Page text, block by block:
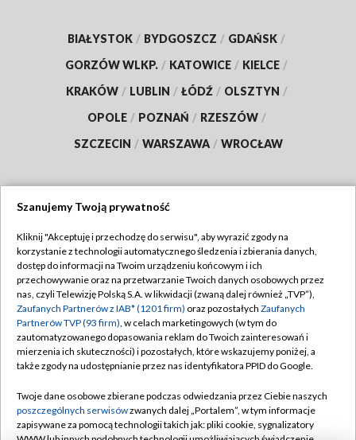
BIAŁYSTOK / BYDGOSZCZ / GDAŃSK /
GORZÓW WLKP. / KATOWICE / KIELCE /
KRAKÓW / LUBLIN / ŁÓDŹ / OLSZTYN /
OPOLE / POZNAŃ / RZESZÓW /
SZCZECIN / WARSZAWA / WROCŁAW
TVP
Abonament TVP
Emisja w TVP
Centrum informacji TVP
Naziemna Telewizja Cyfrowa
Rada Programowa
System NOS
Regulamin TVP
Polityka prywatności
Moje zgody
Pomoc
Kontakt
Szanujemy Twoją prywatność
Kliknij "Akceptuję i przechodzę do serwisu", aby wyrazić zgody na
korzystanie z technologii automatycznego śledzenia i zbierania danych,
dostęp do informacji na Twoim urządzeniu końcowym i ich
przechowywanie oraz na przetwarzanie Twoich danych osobowych przez
nas, czyli Telewizję Polską S.A. w likwidacji (zwaną dalej również „TVP”),
Zaufanych Partnerów z IAB* (1201 firm) oraz pozostałych Zaufanych
Partnerów TVP (93 firm), w celach marketingowych (w tym do
zautomatyzowanego dopasowania reklam do Twoich zainteresowań i
mierzenia ich skuteczności) i pozostałych, które wskazujemy poniżej, a
także zgody na udostępnianie przez nas identyfikatora PPID do Google.
Twoje dane osobowe zbierane podczas odwiedzania przez Ciebie naszych
poszczególnych serwisówzwanych dalej „Portalem”, w tym informacje
zapisywane za pomocą technologii takich jak: pliki cookie, sygnalizatory